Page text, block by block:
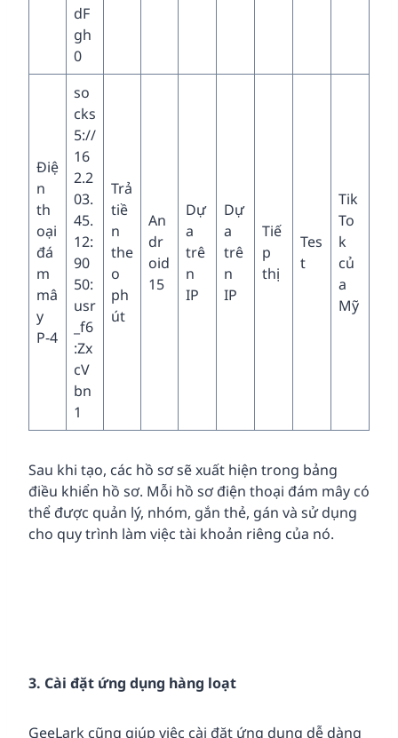
dF
gh
0
Điệ
n
th
oại
đá
m
mâ
y
P-4
so
cks
5://
16
2.2
03.
45.
12:
90
50:
usr
_f6
:Zx
cV
bn
1
Trả
tiề
n
the
o
ph
út
An
dr
oid
15
Dự
a
trê
n
IP
Dự
a
trê
n
IP
Tiế
p
thị
Tes
t
Tik
To
k
củ
a
Mỹ
Sau khi tạo, các hồ sơ sẽ xuất hiện trong bảng
điều khiển hồ sơ. Mỗi hồ sơ điện thoại đám mây có
thể được quản lý, nhóm, gắn thẻ, gán và sử dụng
cho quy trình làm việc tài khoản riêng của nó.
3. Cài đặt ứng dụng hàng loạt
GeeLark cũng giúp việc cài đặt ứng dụng dễ dàng